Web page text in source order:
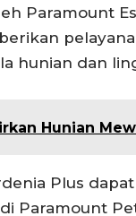
Paramount
hunian dan
Hunian
Plus
Paramount